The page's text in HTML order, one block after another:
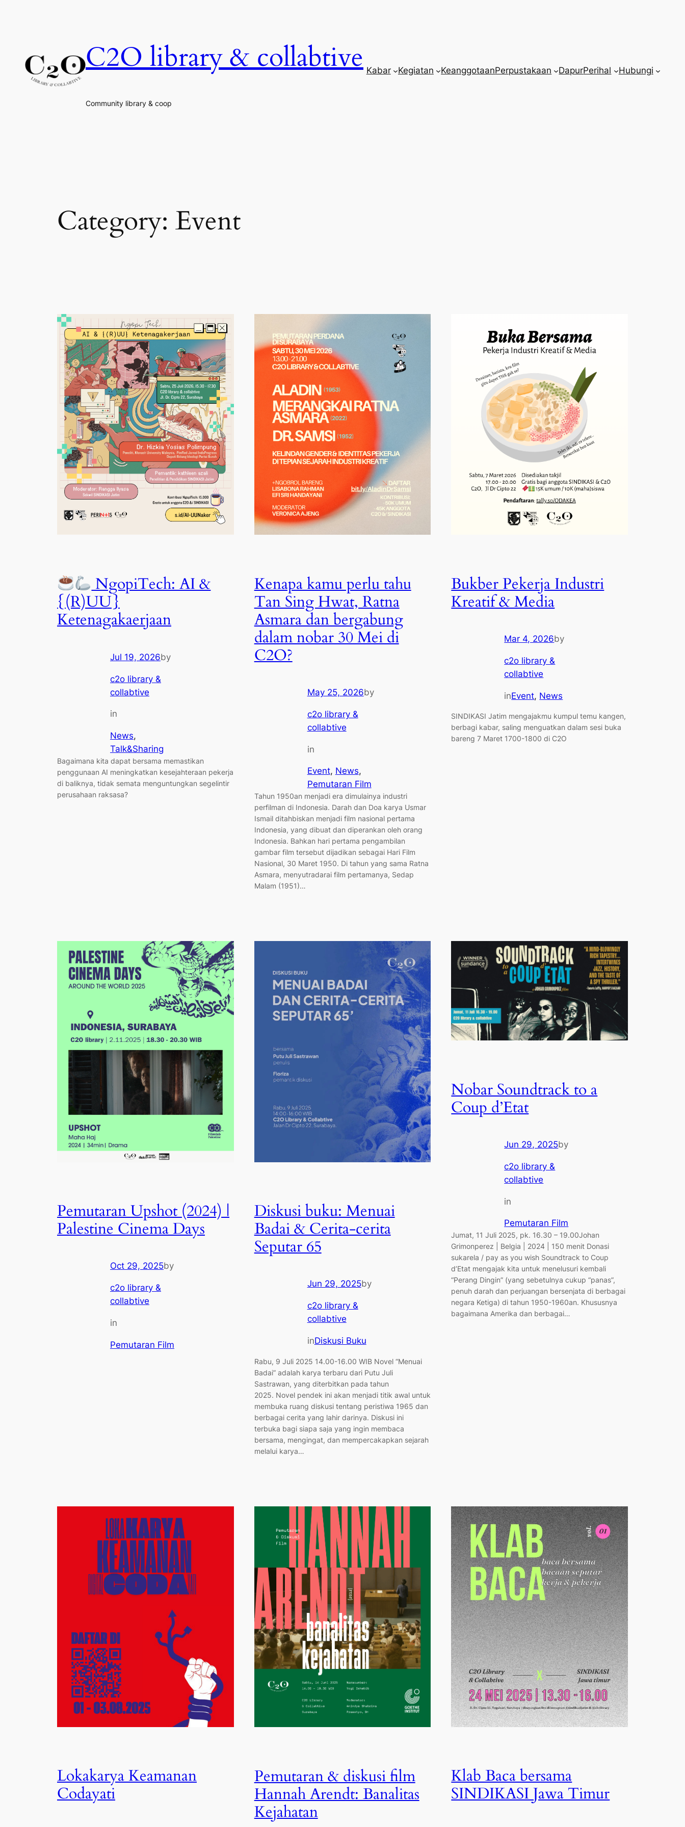
C2O library & collabtive
Community library & coop
Kabar Kegiatan KeanggotaanPerpustakaan DapurPerihal Hubungi
Category: Event
NgopiTech: AI &
{(R)UU}
Ketenagakaerjaan
Jul 19, 2026by
c2o library &
collabtive
in
News
Talk&Sharing
Bagaimana kita dapat bersama memastikan
penggunaan AI meningkatkan kesejahteraan pekerja
di baliknya, tidak semata menguntungkan segelintir
perusahaan raksasa?
Kenapa kamu perlu tahu
Tan Sing Hwat, Ratna
Asmara dan bergabung
dalam nobar 30 Mei di
C2O?
May 25, 2026by
c2o library &
collabtive
in
Event, News
Pemutaran Film
Tahun 1950an menjadi era dimulainya industri
perfilman di Indonesia. Darah dan Doa karya Usmar
Ismail ditahbiskan menjadi film nasional pertama
Indonesia, yang dibuat dan diperankan oleh orang
Indonesia. Bahkan hari pertama pengambilan
gambar film tersebut dijadikan sebagai Hari Film
Nasional, 30 Maret 1950. Di tahun yang sama Ratna
Asmara, menyutradarai film pertamanya, Sedap
Malam (1951)…
Bukber Pekerja Industri
Kreatif & Media
Mar 4, 2026by
c2o library &
collabtive
inEvent, News
SINDIKASI Jatim mengajakmu kumpul temu kangen,
berbagi kabar, saling menguatkan dalam sesi buka
bareng 7 Maret 1700-1800 di C2O
Pemutaran Upshot (2024) |
Palestine Cinema Days
Oct 29, 2025by
c2o library &
collabtive
in
Pemutaran Film
Diskusi buku: Menuai
Badai & Cerita-cerita
Seputar 65
Jun 29, 2025by
c2o library &
collabtive
inDiskusi Buku
Rabu, 9 Juli 2025 14.00-16.00 WIB Novel “Menuai
Badai” adalah karya terbaru dari Putu Juli
Sastrawan, yang diterbitkan pada tahun
2025. Novel pendek ini akan menjadi titik awal untuk
membuka ruang diskusi tentang peristiwa 1965 dan
berbagai cerita yang lahir darinya. Diskusi ini
terbuka bagi siapa saja yang ingin membaca
bersama, mengingat, dan mempercakapkan sejarah
melalui karya…
Nobar Soundtrack to a
Coup d’Etat
Jun 29, 2025by
c2o library &
collabtive
in
Pemutaran Film
Jumat, 11 Juli 2025, pk. 16.30 – 19.00Johan
Grimonperez | Belgia | 2024 | 150 menit Donasi
sukarela / pay as you wish Soundtrack to Coup
d’Etat mengajak kita untuk menelusuri kembali
“Perang Dingin” (yang sebetulnya cukup “panas”,
penuh darah dan perjuangan bersenjata di berbagai
negara Ketiga) di tahun 1950-1960an. Khususnya
bagaimana Amerika dan berbagai…
Lokakarya Keamanan
Codayati
Pemutaran & diskusi film
Hannah Arendt: Banalitas
Kejahatan
Klab Baca bersama
SINDIKASI Jawa Timur